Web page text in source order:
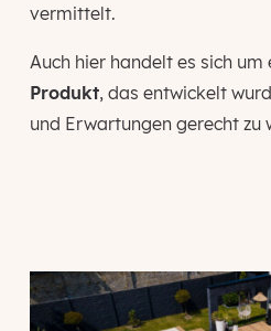
vermittelt.
Auch hier handelt es sich um
Produkt, das entwickelt
und Erwartungen gerecht zu